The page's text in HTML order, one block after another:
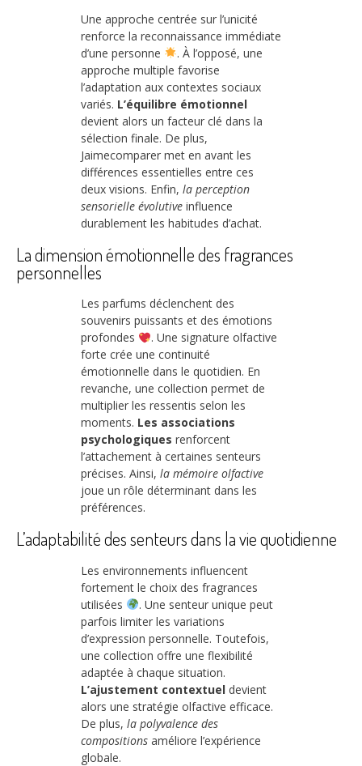
Une approche centrée sur l’unicité
renforce la reconnaissance immédiate
d’une personne
. À l’opposé, une
approche multiple favorise
l’adaptation aux contextes sociaux
variés. L’équilibre émotionnel
devient alors un facteur clé dans la
sélection finale. De plus,
Jaimecomparer met en avant les
différences essentielles entre ces
deux visions. Enfin, la perception
sensorielle évolutive influence
durablement les habitudes d’achat.
La dimension émotionnelle des fragrances
personnelles
Les parfums déclenchent des
souvenirs puissants et des émotions
profondes
. Une signature olfactive
forte crée une continuité
émotionnelle dans le quotidien. En
revanche, une collection permet de
multiplier les ressentis selon les
moments. Les associations
psychologiques renforcent
l’attachement à certaines senteurs
précises. Ainsi, la mémoire olfactive
joue un rôle déterminant dans les
préférences.
L’adaptabilité des senteurs dans la vie quotidienne
Les environnements influencent
fortement le choix des fragrances
utilisées
. Une senteur unique peut
parfois limiter les variations
d’expression personnelle. Toutefois,
une collection offre une flexibilité
adaptée à chaque situation.
L’ajustement contextuel devient
alors une stratégie olfactive efficace.
De plus, la polyvalence des
compositions améliore l’expérience
globale.